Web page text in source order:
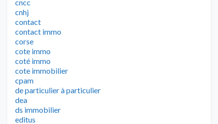
cncc
cnhj
contact
contact immo
corse
cote immo
coté immo
cote immobilier
cpam
de particulier à particulier
dea
ds immobilier
editus